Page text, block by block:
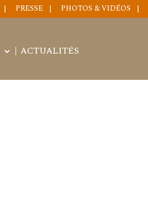
PRESSE PHOTOS & VIDÉOS
ACTUALITÉS